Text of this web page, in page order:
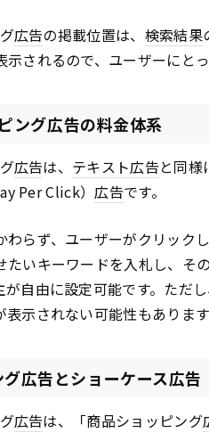
広告の掲載位置は、 検索結果
示されるので、ユーザーにと
ング広告の料金体系
広告は、 テキスト広告と同
Per Click）広告です。
わらず、ユーザーがクリック
たいキーワードを入札し、そ
が自由に設定可能です。ただ
表示されない可能性もありま
広告とショーケース広告
広告は、「商品ショッピング